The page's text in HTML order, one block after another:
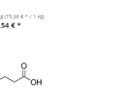
(75,36 € * / 1 kg)
€ *